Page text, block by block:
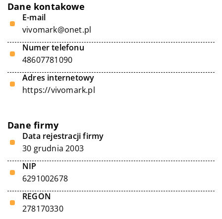
Dane kontakowe
E-mail
vivomark@onet.pl
Numer telefonu
48607781090
Adres internetowy
https://vivomark.pl
Dane firmy
Data rejestracji firmy
30 grudnia 2003
NIP
6291002678
REGON
278170330